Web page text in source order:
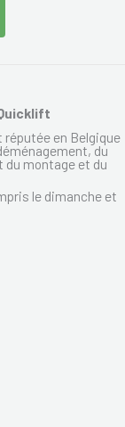
en Belgique
du
du montage et du
le dimanche et